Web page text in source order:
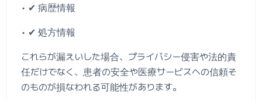
• ✔ 病歴情報
• ✔ 処方情報
これらが漏えいした場合、プライバシー侵害や法的責
任だけでなく、患者の安全や医療サービスへの信頼そ
のものが損なわれる可能性があります。